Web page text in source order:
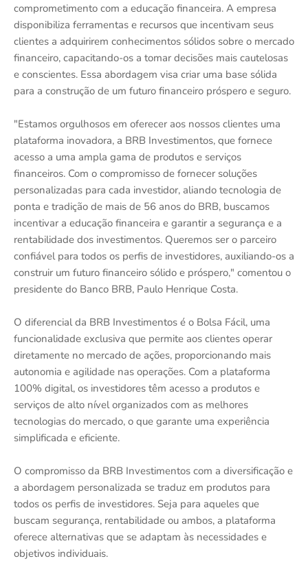
comprometimento com a educação financeira. A empresa
disponibiliza ferramentas e recursos que incentivam seus
clientes a adquirirem conhecimentos sólidos sobre o mercado
financeiro, capacitando-os a tomar decisões mais cautelosas
e conscientes. Essa abordagem visa criar uma base sólida
para a construção de um futuro financeiro próspero e seguro.
"Estamos orgulhosos em oferecer aos nossos clientes uma
plataforma inovadora, a BRB Investimentos, que fornece
acesso a uma ampla gama de produtos e serviços
financeiros. Com o compromisso de fornecer soluções
personalizadas para cada investidor, aliando tecnologia de
ponta e tradição de mais de 56 anos do BRB, buscamos
incentivar a educação financeira e garantir a segurança e a
rentabilidade dos investimentos. Queremos ser o parceiro
confiável para todos os perfis de investidores, auxiliando-os a
construir um futuro financeiro sólido e próspero," comentou o
presidente do Banco BRB, Paulo Henrique Costa.
O diferencial da BRB Investimentos é o Bolsa Fácil, uma
funcionalidade exclusiva que permite aos clientes operar
diretamente no mercado de ações, proporcionando mais
autonomia e agilidade nas operações. Com a plataforma
100% digital, os investidores têm acesso a produtos e
serviços de alto nível organizados com as melhores
tecnologias do mercado, o que garante uma experiência
simplificada e eficiente.
O compromisso da BRB Investimentos com a diversificação e
a abordagem personalizada se traduz em produtos para
todos os perfis de investidores. Seja para aqueles que
buscam segurança, rentabilidade ou ambos, a plataforma
oferece alternativas que se adaptam às necessidades e
objetivos individuais.